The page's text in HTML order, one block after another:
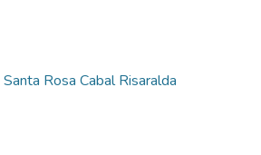
Rosa Cabal Risaralda